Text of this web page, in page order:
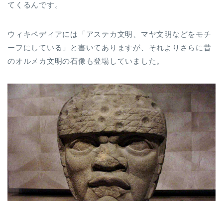
てくるんです。
ウィキペディアには「アステカ文明、マヤ文明などをモチ
ーフにしている」と書いてありますが、それよりさらに昔
のオルメカ文明の石像も登場していました。